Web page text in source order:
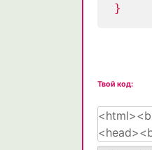
}
Твой код: